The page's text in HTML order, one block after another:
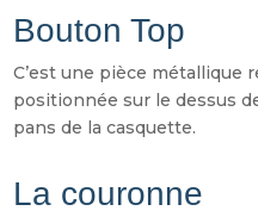
Bouton Top
C’est une pièce métallique
positionnée sur le dessus
pans de la casquette.
La couronne